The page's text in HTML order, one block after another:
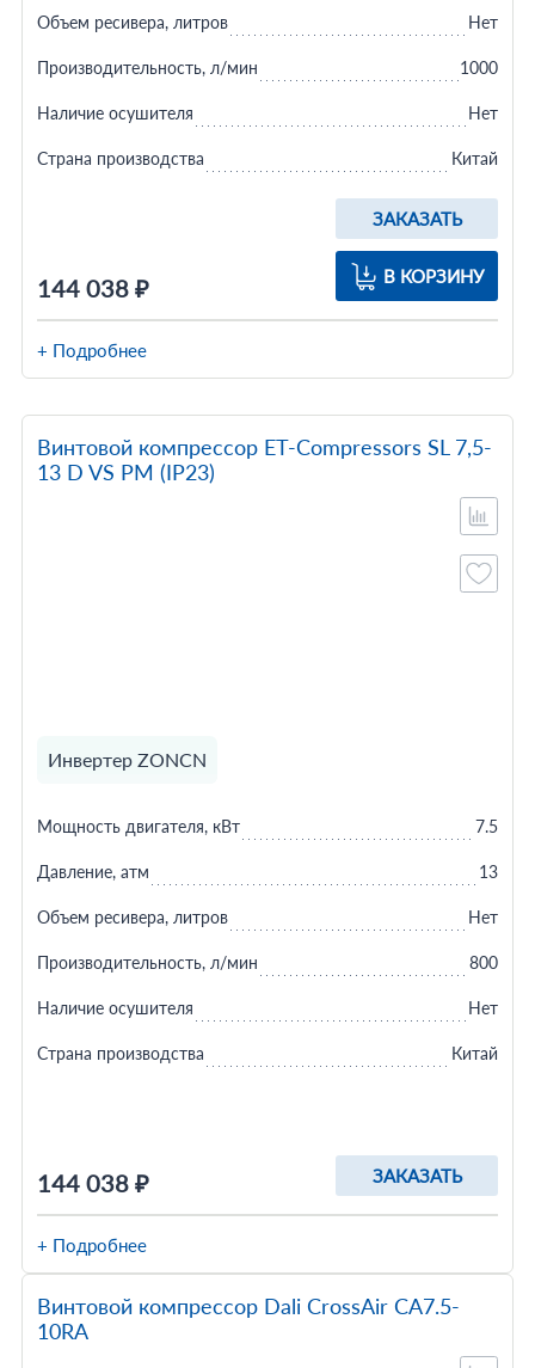
144 038 ₽
ЗАКАЗАТЬ
В КОРЗИНУ
Объем ресивера, литров Нет
Производительность, л/мин 1000
Наличие осушителя Нет
Страна производства Китай
+ Подробнее
Винтовой компрессор ET-Compressors SL 7,5-
13 D VS PM (IP23)
Инвертер ZONCN
144 038 ₽ ЗАКАЗАТЬ
Мощность двигателя, кВт 7.5
Давление, атм 13
Объем ресивера, литров Нет
Производительность, л/мин 800
Наличие осушителя Нет
Страна производства Китай
+ Подробнее
Винтовой компрессор Dali CrossAir CA7.5-
10RA